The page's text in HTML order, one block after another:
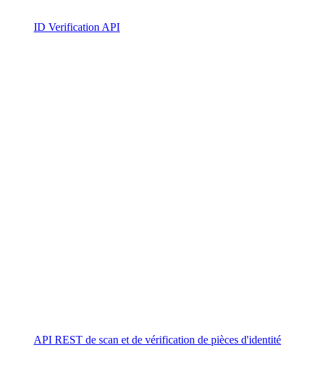
ID Verification API
API REST de scan et de vérification de pièces d'identité